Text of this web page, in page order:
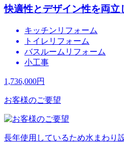
快適性とデザイン性を両立
キッチンリフォーム
トイレリフォーム
バスルームリフォーム
小工事
1,736,000円
お客様のご要望
長年使用しているため水まわり